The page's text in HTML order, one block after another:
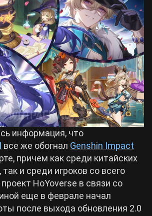
Zero
Deliverance 2
Endfield
Waves
2077
Exile 2
информация, что
все же обогнал Genshin Impact
причем как среди китайских
так и среди игроков со всего
HoYoverse в связи со
еще в феврале начал
после выхода обновления 2.0